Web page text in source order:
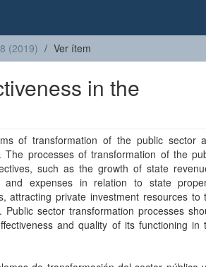
(2019) Ver ítem
in the
of transformation of the public sector
The processes of transformation of the
such as the growth of state
and expenses in relation to state
attracting private investment resources to
sector transformation processes
and quality of its functioning in